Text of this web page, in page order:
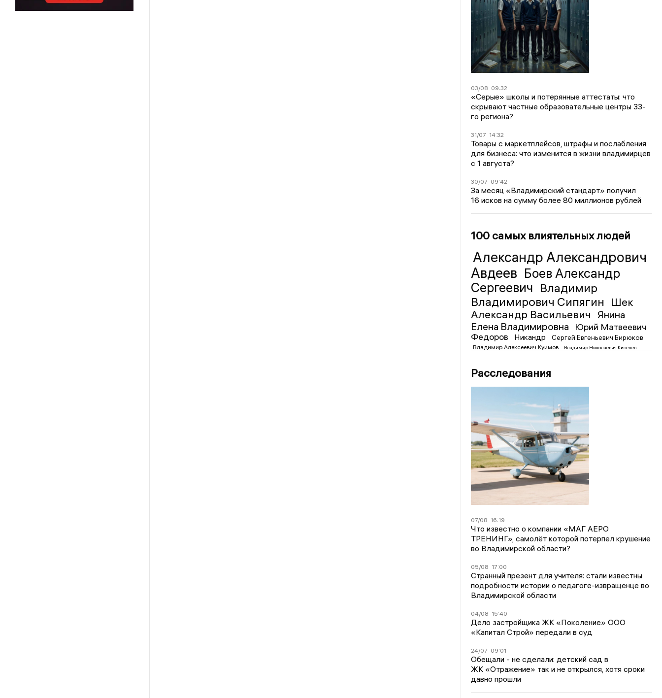
03/08 09:32
«Серые» школы и потерянные аттестаты: что
скрывают частные образовательные центры 33-
го региона?
31/07 14:32
Товары с маркетплейсов, штрафы и послабления
для бизнеса: что изменится в жизни владимирцев
с 1 августа?
30/07 09:42
За месяц «Владимирский стандарт» получил
16 исков на сумму более 80 миллионов рублей
100 самых влиятельных людей
Александр Александрович
Авдеев Боев Александр
Сергеевич Владимир
Владимирович Сипягин Шек
Александр Васильевич
Янина
Елена Владимировна
Юрий Матвеевич
Федоров
Никандр Сергей Евгеньевич Бирюков
Владимир Алексеевич Куимов Владимир Николаевич Киселёв
Расследования
07/08 16:19
Что известно о компании «МАГ АЕРО
ТРЕНИНГ», самолёт которой потерпел крушение
во Владимирской области?
05/08 17:00
Странный презент для учителя: стали известны
подробности истории о педагоге-извращенце во
Владимирской области
04/08 15:40
Дело застройщика ЖК «Поколение» ООО
«Капитал Строй» передали в суд
24/07 09:01
Обещали - не сделали: детский сад в
ЖК «Отражение» так и не открылся, хотя сроки
давно прошли